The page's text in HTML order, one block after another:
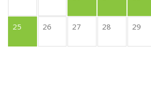
25 26 27 28 29